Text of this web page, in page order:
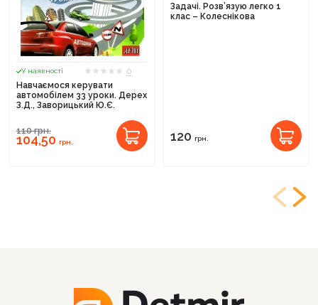
У наявності
0
Навчаємося керувати
автомобілем 33 уроки. Дерех
З.Д., Заворицький Ю.Є.
110грн.
104,50 грн.
Задачі. Розв’язую легко 1
клас – Колеснікова
120 грн.